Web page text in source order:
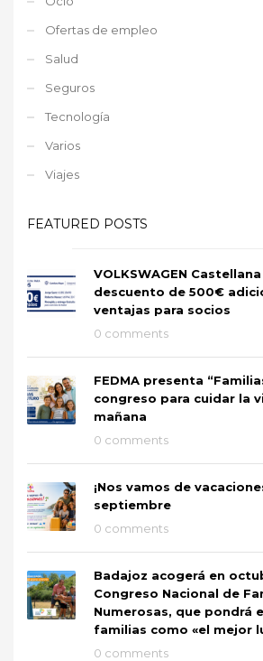
Ofertas de empleo
Salud
Seguros
Tecnología
Varios
Viajes
FEATURED POSTS
VOLKSWAGEN
descuento de 500€
ventajas para socios
0 comments
FEDMA presenta
congreso para cuidar la
mañana
0 comments
¡Nos vamos de
septiembre
0 comments
Badajoz acogerá en
Congreso Nacional de
Numerosas, que pondrá
familias como «el mejor
0 comments